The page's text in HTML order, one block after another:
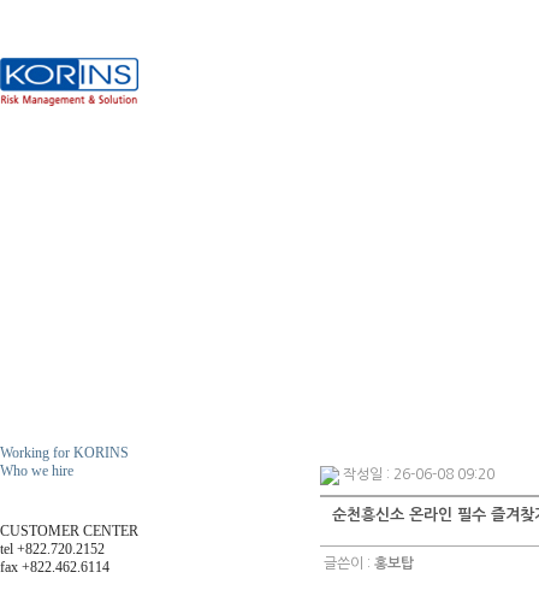
Working for KORINS
Who we hire
CUSTOMER CENTER
tel +822.720.2152
fax +822.462.6114
작성일 : 26-06-08 09:20
순천흥신소 온라인 필수 즐겨
글쓴이 : 홍보탑